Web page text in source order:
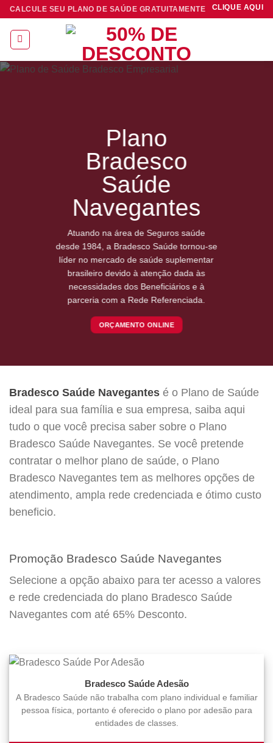
Skip
content
CALCULE SEU PLANO DE SAÚDE GRATUITAMENTE CLIQUE AQUI
Plano
Bradesco
Saúde
Navegantes
Atuando na área de Seguros saúde
desde 1984, a Bradesco Saúde tornou-se
líder no mercado de saúde suplementar
brasileiro devido à atenção dada às
necessidades dos Beneficiários e à
parceria com a Rede Referenciada.
ORÇAMENTO ONLINE
Bradesco Saúde Navegantes é o Plano de Saúde
ideal para sua família e sua empresa, saiba aqui
tudo o que você precisa saber sobre o Plano
Bradesco Saúde Navegantes. Se você pretende
contratar o melhor plano de saúde, o Plano
Bradesco Navegantes tem as melhores opções de
atendimento, ampla rede credenciada e ótimo custo
beneficio.
Promoção Bradesco Saúde Navegantes
Selecione a opção abaixo para ter acesso a valores
e rede credenciada do plano Bradesco Saúde
Navegantes com até 65% Desconto.
Bradesco Saúde Adesão
A Bradesco Saúde não trabalha com plano individual e familiar
pessoa física, portanto é oferecido o plano por adesão para
entidades de classes.